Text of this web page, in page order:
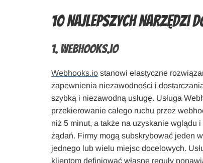
10 najlepszych narzędzi
1. Webhooks.io
Webhooks.io stanowi elastyczne
zapewnienia niezawodności i
szybką i niezawodną usługę. Usługa
przekierowanie całego ruchu przez
niż 5 minut, a także na uzyskanie wglądu
żądań. Firmy mogą subskrybować jeden
jednego lub wielu miejsc docelowych.
klientom definiować własne reguły